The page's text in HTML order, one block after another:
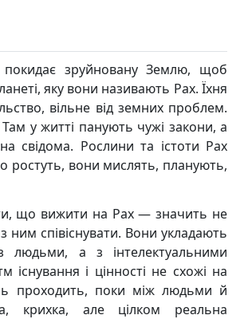
покидає зруйновану Землю, щоб
яку вони називають Pax. Їхня
вільне від земних проблем.
у житті панують чужі закони, а
Рослини та істоти Pax
ростуть, вони мислять, планують,
що вижити на Pax — значить не
ним співіснувати. Вони укладають
людьми, а з інтелектуальними
і цінності не схожі на
проходить, поки між людьми й
крихка, але цілком реальна